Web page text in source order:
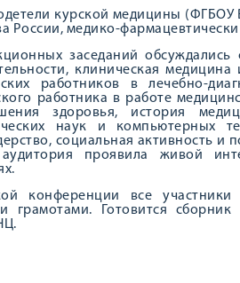
курской медицины
России, медико-
заседаний
клиническая
работников в лечебно-
работника в работе
здоровья, история
наук и компьютерных
социальная активность и
аудитория проявила живой
конференции все
грамотами. Готовится